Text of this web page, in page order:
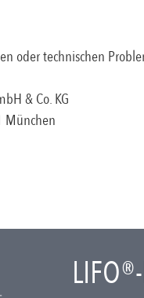
oder technischen
& Co. KG
München